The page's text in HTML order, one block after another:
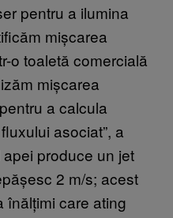
pentru a ilumina
mișcarea
o toaletă comercială
mișcarea
a calcula
asociat”, a
apei produce un jet
2 m/s; acest
înălțimi care ating